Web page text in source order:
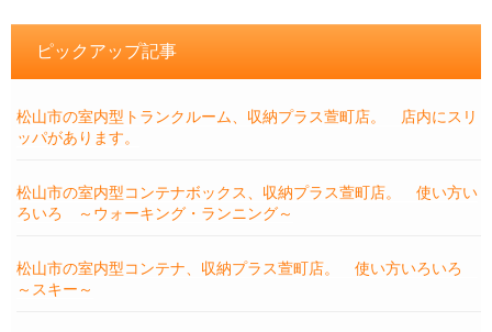
ピックアップ記事
松山市の室内型トランクルーム、収納プラス萱町店。 店内にスリ
ッパがあります。
松山市の室内型コンテナボックス、収納プラス萱町店。 使い方い
ろいろ ～ウォーキング・ランニング～
松山市の室内型コンテナ、収納プラス萱町店。 使い方いろいろ
～スキー～